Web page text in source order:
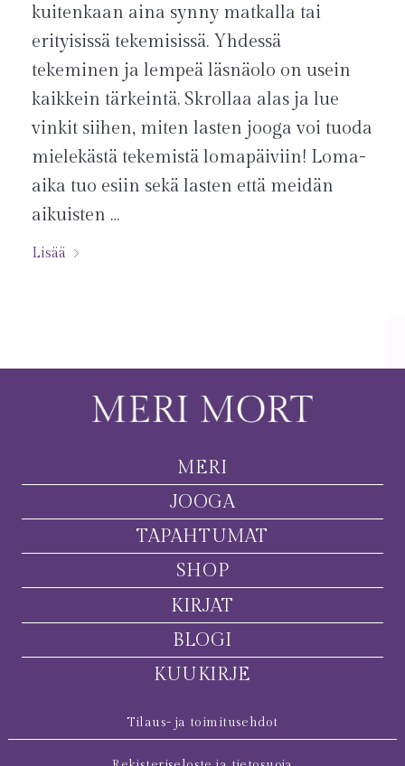
kuitenkaan aina synny matkalla tai
erityisissä tekemisissä. Yhdessä
tekeminen ja lempeä läsnäolo on usein
kaikkein tärkeintä. Skrollaa alas ja lue
vinkit siihen, miten lasten jooga voi tuoda
mielekästä tekemistä lomapäiviin! Loma-
aika tuo esiin sekä lasten että meidän
aikuisten …
Lisää
MERI
JOOGA
TAPAHTUMAT
SHOP
KIRJAT
BLOGI
KUUKIRJE
Tilaus- ja toimitusehdot